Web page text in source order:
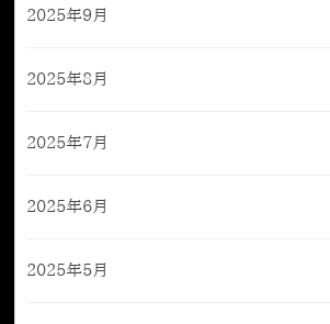
2025年9月
2025年8月
2025年7月
2025年6月
2025年5月